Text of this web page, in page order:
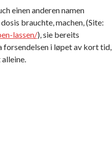
einen anderen namen
brauchte, machen, (Site:
lassen/), sie bereits
i løpet av kort tid,